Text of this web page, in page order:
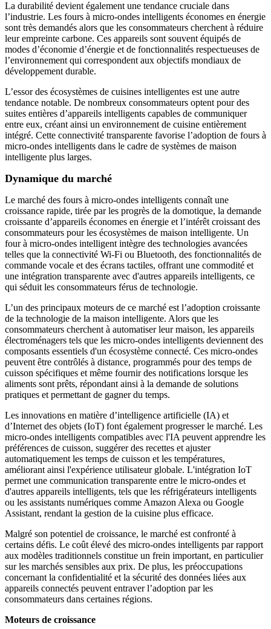
La durabilité devient également une tendance cruciale dans
l’industrie. Les fours à micro-ondes intelligents économes en énergie
sont très demandés alors que les consommateurs cherchent à réduire
leur empreinte carbone. Ces appareils sont souvent équipés de
modes d’économie d’énergie et de fonctionnalités respectueuses de
l’environnement qui correspondent aux objectifs mondiaux de
développement durable.
L’essor des écosystèmes de cuisines intelligentes est une autre
tendance notable. De nombreux consommateurs optent pour des
suites entières d’appareils intelligents capables de communiquer
entre eux, créant ainsi un environnement de cuisine entièrement
intégré. Cette connectivité transparente favorise l’adoption de fours à
micro-ondes intelligents dans le cadre de systèmes de maison
intelligente plus larges.
Dynamique du marché
Le marché des fours à micro-ondes intelligents connaît une
croissance rapide, tirée par les progrès de la domotique, la demande
croissante d’appareils économes en énergie et l’intérêt croissant des
consommateurs pour les écosystèmes de maison intelligente. Un
four à micro-ondes intelligent intègre des technologies avancées
telles que la connectivité Wi-Fi ou Bluetooth, des fonctionnalités de
commande vocale et des écrans tactiles, offrant une commodité et
une intégration transparente avec d'autres appareils intelligents, ce
qui séduit les consommateurs férus de technologie.
L’un des principaux moteurs de ce marché est l’adoption croissante
de la technologie de la maison intelligente. Alors que les
consommateurs cherchent à automatiser leur maison, les appareils
électroménagers tels que les micro-ondes intelligents deviennent des
composants essentiels d'un écosystème connecté. Ces micro-ondes
peuvent être contrôlés à distance, programmés pour des temps de
cuisson spécifiques et même fournir des notifications lorsque les
aliments sont prêts, répondant ainsi à la demande de solutions
pratiques et permettant de gagner du temps.
Les innovations en matière d’intelligence artificielle (IA) et
d’Internet des objets (IoT) font également progresser le marché. Les
micro-ondes intelligents compatibles avec l'IA peuvent apprendre les
préférences de cuisson, suggérer des recettes et ajuster
automatiquement les temps de cuisson et les températures,
améliorant ainsi l'expérience utilisateur globale. L'intégration IoT
permet une communication transparente entre le micro-ondes et
d'autres appareils intelligents, tels que les réfrigérateurs intelligents
ou les assistants numériques comme Amazon Alexa ou Google
Assistant, rendant la gestion de la cuisine plus efficace.
Malgré son potentiel de croissance, le marché est confronté à
certains défis. Le coût élevé des micro-ondes intelligents par rapport
aux modèles traditionnels constitue un frein important, en particulier
sur les marchés sensibles aux prix. De plus, les préoccupations
concernant la confidentialité et la sécurité des données liées aux
appareils connectés peuvent entraver l’adoption par les
consommateurs dans certaines régions.
Moteurs de croissance